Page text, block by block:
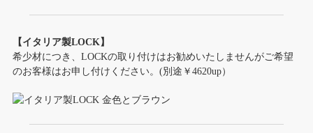
【イタリア製LOCK】
希少材につき、LOCKの取り付けはお勧めいたしませんがご希望
のお客様はお申し付けください。(別途￥4620up）